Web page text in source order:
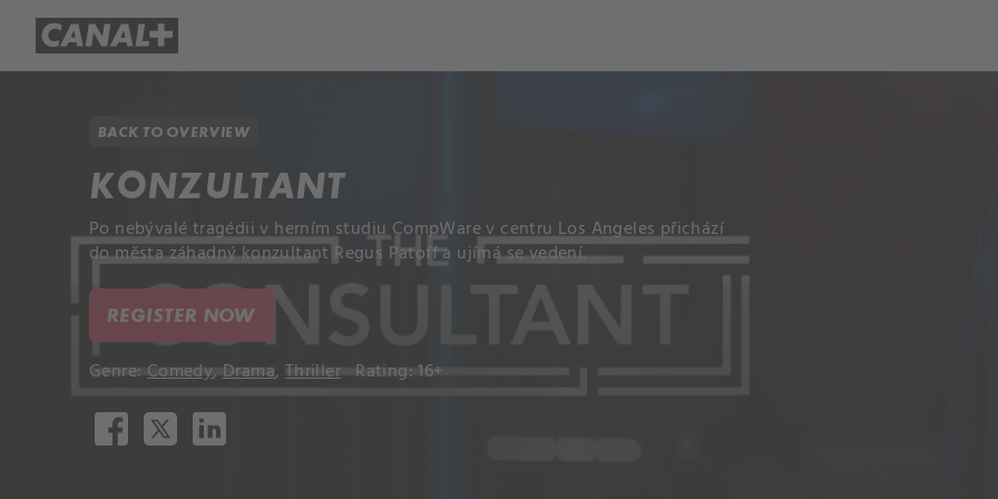
BACK TO OVERVIEW
KONZULTANT
Po nebývalé tragédii v herním studiu CompWare v centru Los Angeles přichází
do města záhadný konzultant Regus Patoff a ujímá se vedení.
REGISTER NOW
Genre: Comedy,Drama, Thriller Rating: 16+